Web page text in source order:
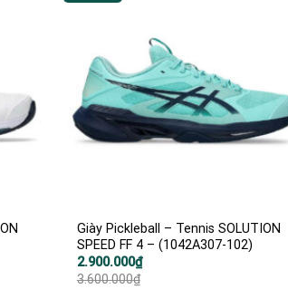
Giày Pickleball – Tennis SOLUTION
SPEED FF 4 – (1042A307-102)
3.600.000₫
Giá
gốc
2.900.000₫
Giá
hiện